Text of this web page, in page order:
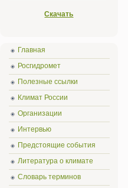
Скачать
Главная
Росгидромет
Полезные ссылки
Климат России
Организации
Интервью
Предстоящие события
Литература о климате
Словарь терминов